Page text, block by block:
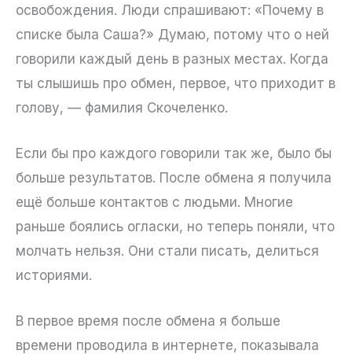
освобождения. Люди спрашивают: «Почему в
списке была Саша?» Думаю, потому что о ней
говорили каждый день в разных местах. Когда
ты слышишь про обмен, первое, что приходит в
голову, — фамилия Скочеленко.
Если бы про каждого говорили так же, было бы
больше результатов. После обмена я получила
ещё больше контактов с людьми. Многие
раньше боялись огласки, но теперь поняли, что
молчать нельзя. Они стали писать, делиться
историями.
В первое время после обмена я больше
времени проводила в интернете, показывала